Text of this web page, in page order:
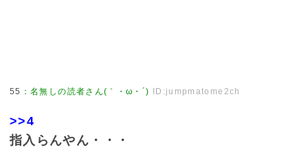
55 ：名無しの読者さん(｀・ω・´) ID:jumpmatome2ch
>>4
指入らんやん・・・